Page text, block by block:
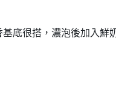
底很搭，濃泡後加入